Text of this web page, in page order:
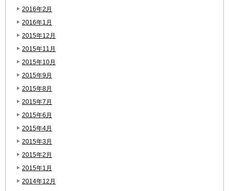
2016年2月
2016年1月
2015年12月
2015年11月
2015年10月
2015年9月
2015年8月
2015年7月
2015年6月
2015年4月
2015年3月
2015年2月
2015年1月
2014年12月